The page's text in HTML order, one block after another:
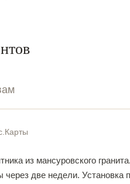
из мансуровского
через две недели.